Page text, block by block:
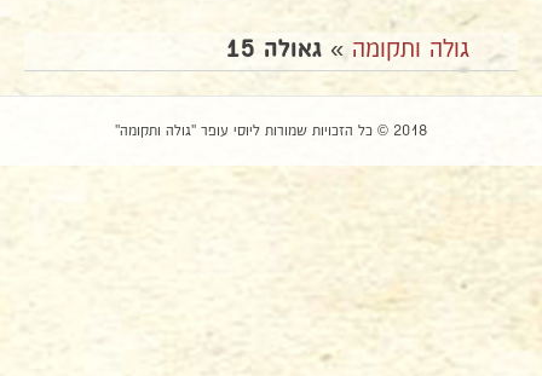
גולה ותקומה » גאולה 15
2018 © כל הזכויות שמורות ליוסי עופר "גולה ותקומה"